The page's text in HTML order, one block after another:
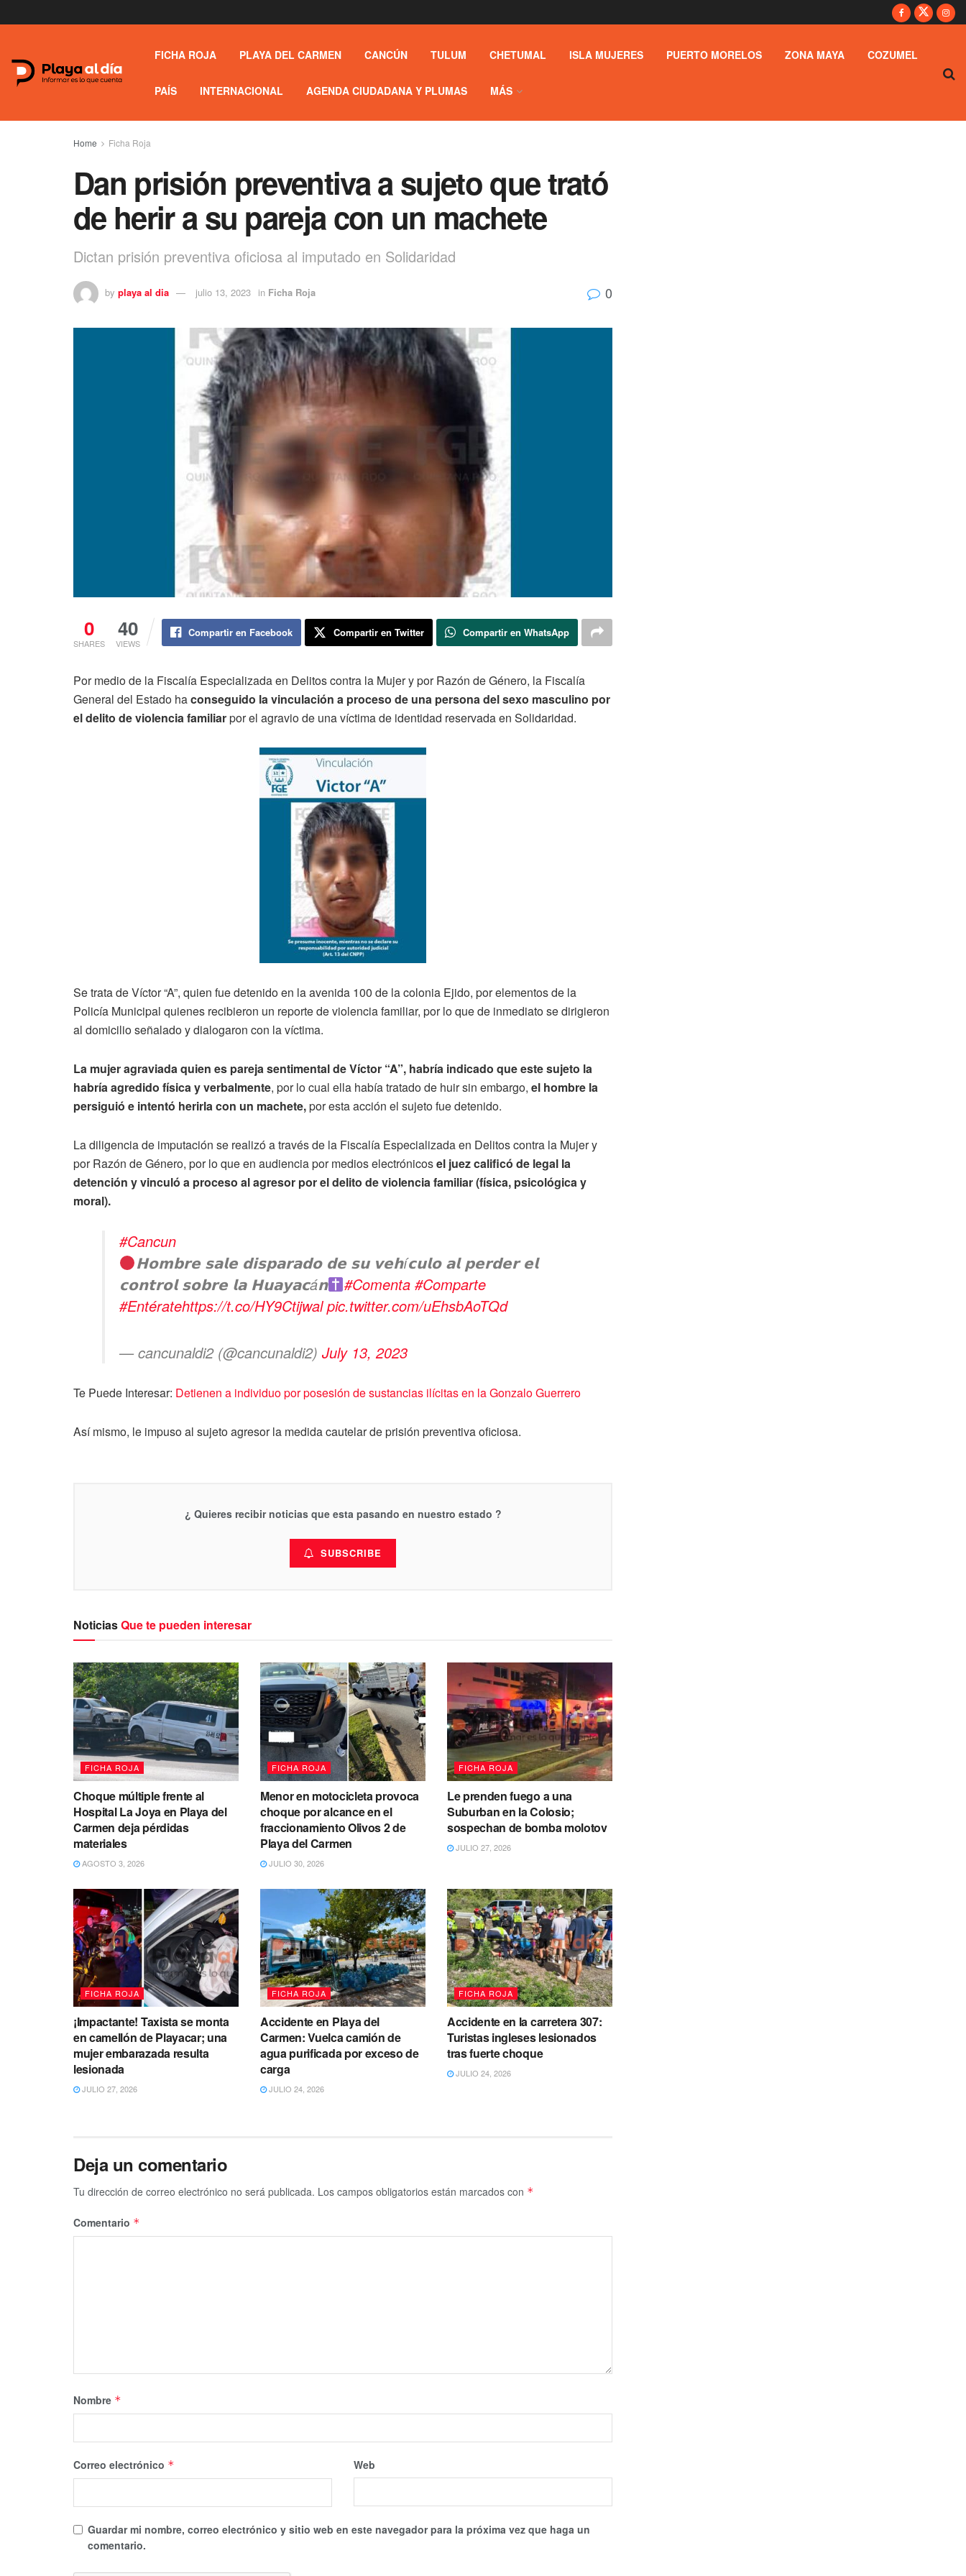
FICHA ROJA PLAYA DEL CARMEN CANCÚN TULUM CHETUMAL ISLA MUJERES PUERTO MORELOS ZONA MAYA COZUMEL
PAÍS INTERNACIONAL AGENDA CIUDADANA Y PLUMAS MÁS
Home Ficha Roja
Dan prisión preventiva a sujeto que trató
de herir a su pareja con un machete
Dictan prisión preventiva oficiosa al imputado en Solidaridad
by playa al dia julio 13, 2023 in Ficha Roja 0
0
SHARES
40
VIEWS
Compartir en Facebook Compartir en Twitter Compartir en WhatsApp
Por medio de la Fiscalía Especializada en Delitos contra la Mujer y por Razón de Género, la Fiscalía
General del Estado haconseguido la vinculación a proceso de una persona del sexo masculino por
el delito de violencia familiarpor el agravio de una víctima de identidad reservada en Solidaridad.
Se trata de Víctor “A”, quien fue detenido en la avenida 100 de la colonia Ejido, por elementos de la
Policía Municipal quienes recibieron un reporte de violencia familiar, por lo que de inmediato se dirigieron
al domicilio señalado y dialogaron con la víctima.
La mujer agraviada quien es pareja sentimental de Víctor “A”, habría indicado que este sujeto la
habría agredido física y verbalmente, por lo cual ella había tratado de huir sin embargo, el hombre la
persiguió e intentó herirla con un machete,por esta acción el sujeto fue detenido.
La diligencia de imputación se realizó a través de la Fiscalía Especializada en Delitos contra la Mujer y
por Razón de Género, por lo que en audiencia por medios electrónicosel juez calificó de legal la
detención y vinculó a proceso al agresor por el delito de violencia familiar (física, psicológica y
moral).
#Cancun
𝗛𝗼𝗺𝗯𝗿𝗲 𝘀𝗮𝗹𝗲 𝗱𝗶𝘀𝗽𝗮𝗿𝗮𝗱𝗼 𝗱𝗲 𝘀𝘂 𝘃𝗲𝗵í𝗰𝘂𝗹𝗼 𝗮𝗹 𝗽𝗲𝗿𝗱𝗲𝗿 𝗲𝗹
𝗰𝗼𝗻𝘁𝗿𝗼𝗹 𝘀𝗼𝗯𝗿𝗲 𝗹𝗮 𝗛𝘂𝗮𝘆𝗮𝗰á𝗻
#Comenta #Comparte
#Entératehttps://t.co/HY9Ctijwal pic.twitter.com/uEhsbAoTQd
— cancunaldi2 (@cancunaldi2) July 13, 2023
Te Puede Interesar: Detienen a individuo por posesión de sustancias ilícitas en la Gonzalo Guerrero
Así mismo, le impuso al sujeto agresor la medida cautelar de prisión preventiva oficiosa.
¿ Quieres recibir noticias que esta pasando en nuestro estado ?
SUBSCRIBE
NoticiasQue te pueden interesar
FICHA ROJA
Choque múltiple frente al
Hospital La Joya en Playa del
Carmen deja pérdidas
materiales
AGOSTO 3, 2026
FICHA ROJA
Menor en motocicleta provoca
choque por alcance en el
fraccionamiento Olivos 2 de
Playa del Carmen
JULIO 30, 2026
FICHA ROJA
Le prenden fuego a una
Suburban en la Colosio;
sospechan de bomba molotov
JULIO 27, 2026
FICHA ROJA
¡Impactante! Taxista se monta
en camellón de Playacar; una
mujer embarazada resulta
lesionada
JULIO 27, 2026
FICHA ROJA
Accidente en Playa del
Carmen: Vuelca camión de
agua purificada por exceso de
carga
JULIO 24, 2026
FICHA ROJA
Accidente en la carretera 307:
Turistas ingleses lesionados
tras fuerte choque
JULIO 24, 2026
Deja un comentario
Tu dirección de correo electrónico no será publicada. Los campos obligatorios están marcados con *
Comentario *
Nombre *
Correo electrónico * Web
Guardar mi nombre, correo electrónico y sitio web en este navegador para la próxima vez que haga un
comentario.